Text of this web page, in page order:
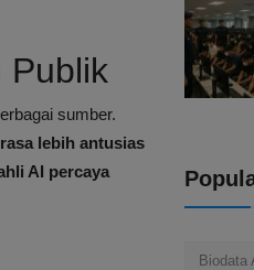
Publik
sumber.
lebih antusias
AI percaya
Biodata